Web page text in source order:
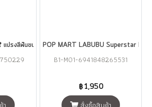
ปรงสีฟันขนนุ่มพิเศษ EMMA RUA RUA ZOO
POP MART LABUBU Superstar
B1-M01-6941848265531
฿1,950